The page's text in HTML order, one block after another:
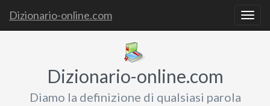
Dizionario-online.com
Dizionario-online.com
Diamo la definizione di qualsiasi parola